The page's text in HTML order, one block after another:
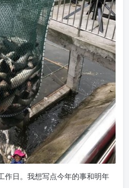
作日。我想写点今年的事和明年